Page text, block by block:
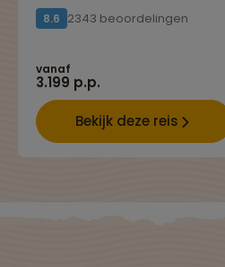
8.6 2343 beoordelingen
vanaf
3.199 p.p.
Bekijk deze reis